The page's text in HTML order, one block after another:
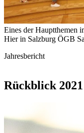
Eines der Hauptthemen
Hier in Salzburg ÖGB
Jahresbericht
Rückblick 2021